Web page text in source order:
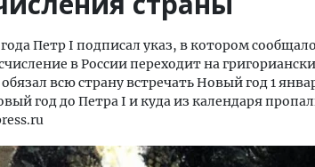
Петр I подписал указ, в котором
в России переходит на
всю страну встречать Новый год 1
год до Петра I и куда из календаря